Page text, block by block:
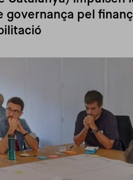
governança pel